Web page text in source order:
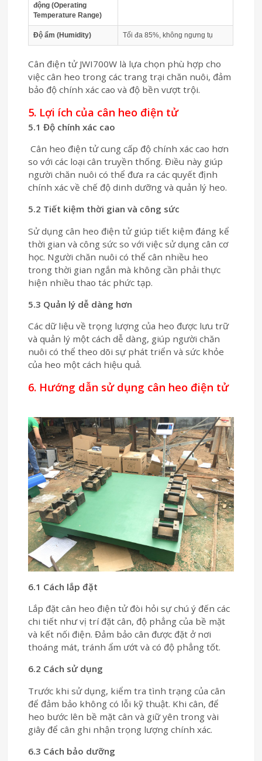
động (Operating
Temperature Range)
Độ ẩm (Humidity) Tối đa 85%, không ngưng tụ
Cân điện tử JWI700W là lựa chọn phù hợp cho
việc cân heo trong các trang trại chăn nuôi, đảm
bảo độ chính xác cao và độ bền vượt trội.
5. Lợi ích của cân heo điện tử
5.1 Độ chính xác cao
Cân heo điện tử cung cấp độ chính xác cao hơn
so với các loại cân truyền thống. Điều này giúp
người chăn nuôi có thể đưa ra các quyết định
chính xác về chế độ dinh dưỡng và quản lý heo.
5.2 Tiết kiệm thời gian và công sức
Sử dụng cân heo điện tử giúp tiết kiệm đáng kể
thời gian và công sức so với việc sử dụng cân cơ
học. Người chăn nuôi có thể cân nhiều heo
trong thời gian ngắn mà không cần phải thực
hiện nhiều thao tác phức tạp.
5.3 Quản lý dễ dàng hơn
Các dữ liệu về trọng lượng của heo được lưu trữ
và quản lý một cách dễ dàng, giúp người chăn
nuôi có thể theo dõi sự phát triển và sức khỏe
của heo một cách hiệu quả.
6. Hướng dẫn sử dụng cân heo điện tử
6.1 Cách lắp đặt
Lắp đặt cân heo điện tử đòi hỏi sự chú ý đến các
chi tiết như vị trí đặt cân, độ phẳng của bề mặt
và kết nối điện. Đảm bảo cân được đặt ở nơi
thoáng mát, tránh ẩm ướt và có độ phẳng tốt.
6.2 Cách sử dụng
Trước khi sử dụng, kiểm tra tình trạng của cân
để đảm bảo không có lỗi kỹ thuật. Khi cân, để
heo bước lên bề mặt cân và giữ yên trong vài
giây để cân ghi nhận trọng lượng chính xác.
6.3 Cách bảo dưỡng